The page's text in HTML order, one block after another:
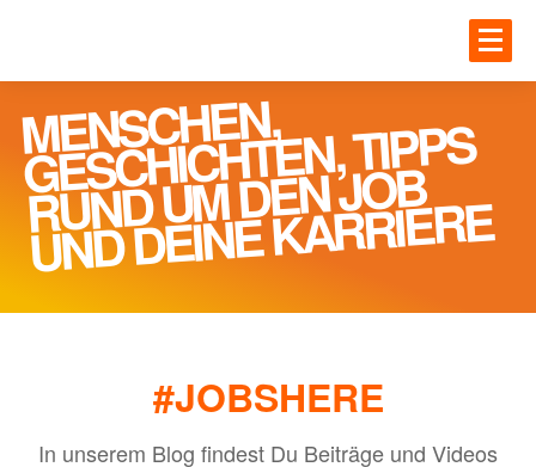
Einloggen
JOBS
Gesundheit
IT
Ingenieur und Technik
Logistik
MENSCHEN,
GESCHICHTEN, TIPPS
RUND U
M DEN JOB
UND DEINE KARRIERE
#JOBSHERE
In unserem Blog findest Du Beiträge und Videos